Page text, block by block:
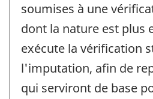
soumises à une
dont la nature est plus
exécute la vérification
l'imputation, afin de
qui serviront de base